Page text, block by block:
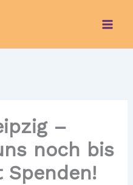
–
noch bis
Spenden!